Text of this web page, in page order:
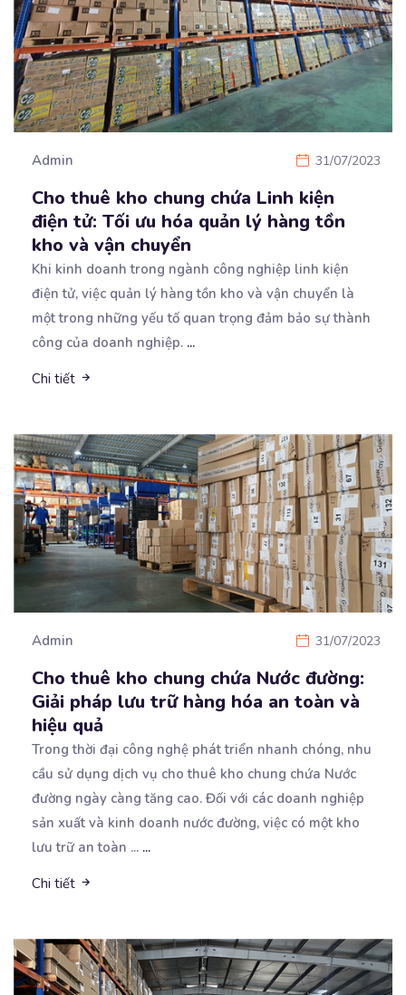
Admin 31/07/2023
Cho thuê kho chung chứa Linh kiện
điện tử: Tối ưu hóa quản lý hàng tồn
kho và vận chuyển
Khi kinh doanh trong ngành công nghiệp linh kiện
điện tử, việc quản lý hàng tồn kho và vận chuyển là
một trong những yếu tố quan trọng đảm bảo sự thành
công của doanh nghiệp. ...
Chi tiết
Admin 31/07/2023
Cho thuê kho chung chứa Nước đường:
Giải pháp lưu trữ hàng hóa an toàn và
hiệu quả
Trong thời đại công nghệ phát triển nhanh chóng, nhu
cầu sử dụng dịch vụ cho thuê kho chung chứa Nước
đường ngày càng tăng cao. Đối với các doanh nghiệp
sản xuất và kinh doanh nước đường, việc có một kho
lưu trữ an toàn ... ...
Chi tiết